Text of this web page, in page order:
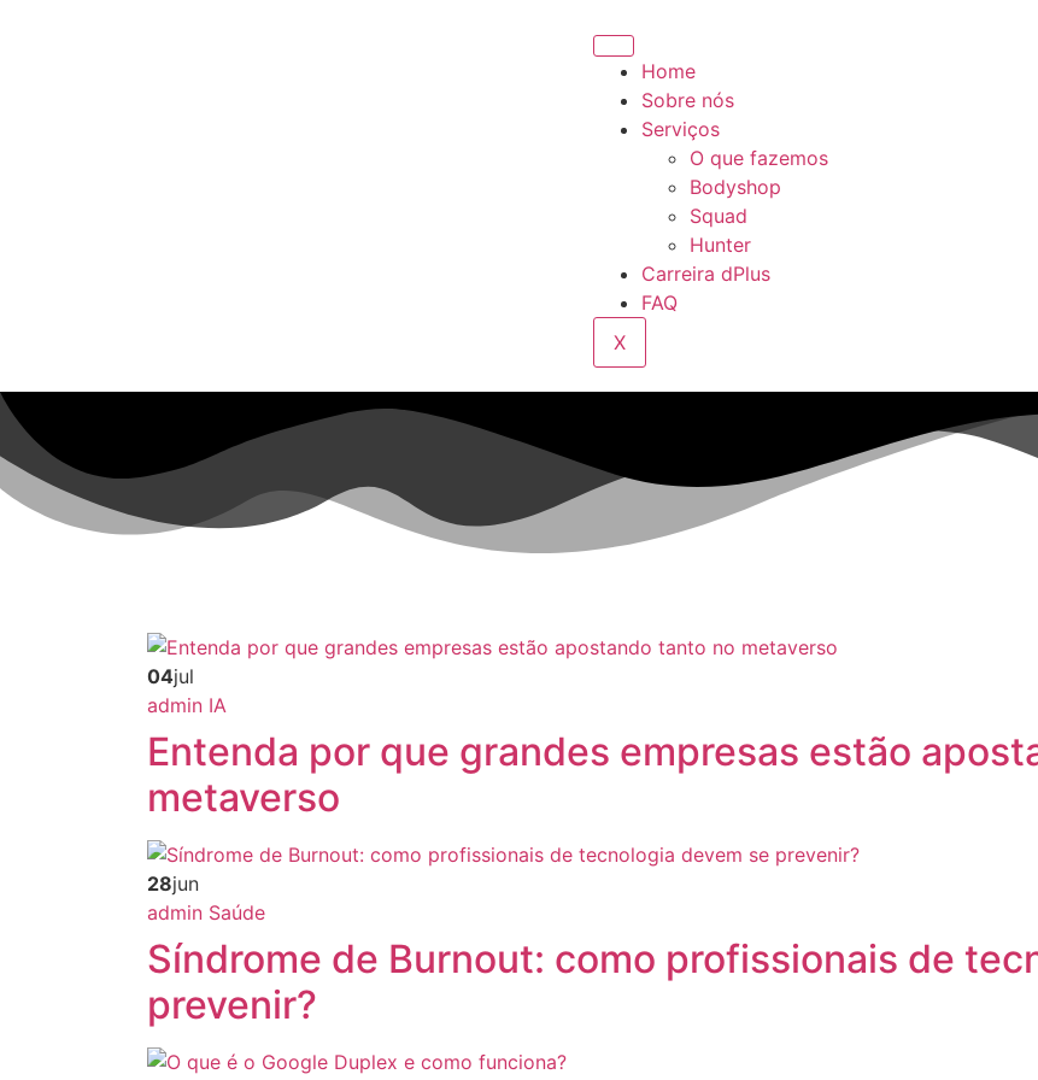
Home
Sobre nós
Serviços
O que fazemos
Bodyshop
Squad
Hunter
Carreira dPlus
FAQ
X
04jul
admin IA
Entenda por que grandes empresas estão
metaverso
28jun
admin Saúde
Síndrome de Burnout: como profissionais de
prevenir?